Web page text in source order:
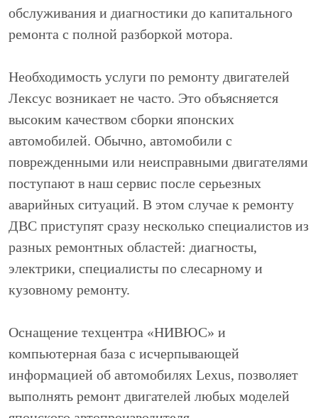
обслуживания и диагностики до капитального
ремонта с полной разборкой мотора.
Необходимость услуги по ремонту двигателей
Лексус возникает не часто. Это объясняется
высоким качеством сборки японских
автомобилей. Обычно, автомобили с
поврежденными или неисправными двигателями
поступают в наш сервис после серьезных
аварийных ситуаций. В этом случае к ремонту
ДВС приступят сразу несколько специалистов из
разных ремонтных областей: диагносты,
электрики, специалисты по слесарному и
кузовному ремонту.
Оснащение техцентра «НИВЮС» и
компьютерная база с исчерпывающей
информацией об автомобилях Lexus, позволяет
выполнять ремонт двигателей любых моделей